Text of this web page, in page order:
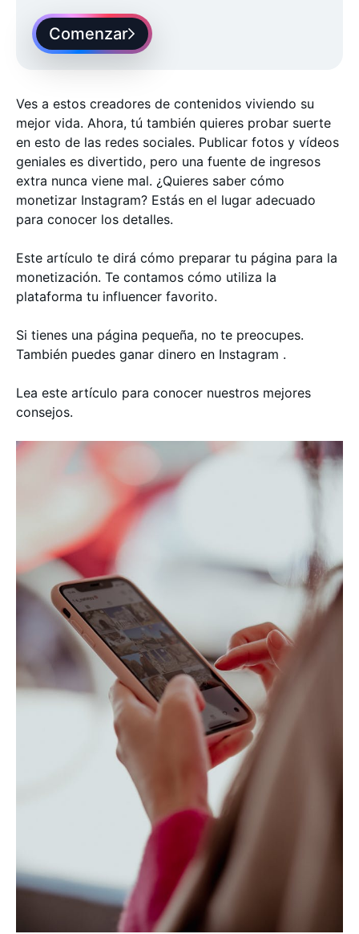
Comenzar
Ves a estos creadores de contenidos viviendo su
mejor vida. Ahora, tú también quieres probar suerte
en esto de las redes sociales. Publicar fotos y vídeos
geniales es divertido, pero una fuente de ingresos
extra nunca viene mal. ¿Quieres saber cómo
monetizar Instagram? Estás en el lugar adecuado
para conocer los detalles.
Este artículo te dirá cómo preparar tu página para la
monetización. Te contamos cómo utiliza la
plataforma tu influencer favorito.
Si tienes una página pequeña, no te preocupes.
También puedes ganar dinero en Instagram .
Lea este artículo para conocer nuestros mejores
consejos.